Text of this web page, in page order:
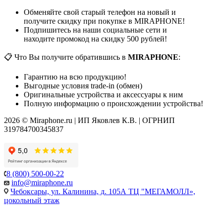
Обменяйте свой старый телефон на новый и
получите скидку при покупке в MIRAPHONE!
Подпишитесь на наши социальные сети и
находите промокод на скидку 500 рублей!
📋 Что Вы получите обратившись в MIRAPHONE:
Гарантию на всю продукцию!
Выгодные условия trade-in (обмен)
Оригинальные устройства и аксессуары к ним
Полную информацию о происхождении устройства!
2026 © Miraphone.ru | ИП Яковлев К.В. | ОГРНИП
319784700345837
8 (800) 500-00-22
info@miraphone.ru
Чебоксары, ул. Калинина, д. 105А ТЦ "МЕГАМОЛЛ»,
цокольный этаж